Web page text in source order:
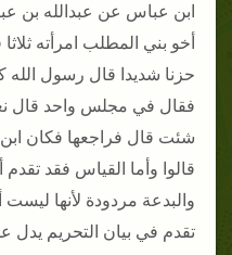
ابن عباس عن عبدالله بن
أخو بني المطلب امرأته
حزنا شديدا قال رسول الله
فقال في مجلس واحد قال
شئت قال فراجعها فكان
قالوا وأما القياس فقد
والبدعة مردودة لأنها
تقدم في بيان التحريم يدل